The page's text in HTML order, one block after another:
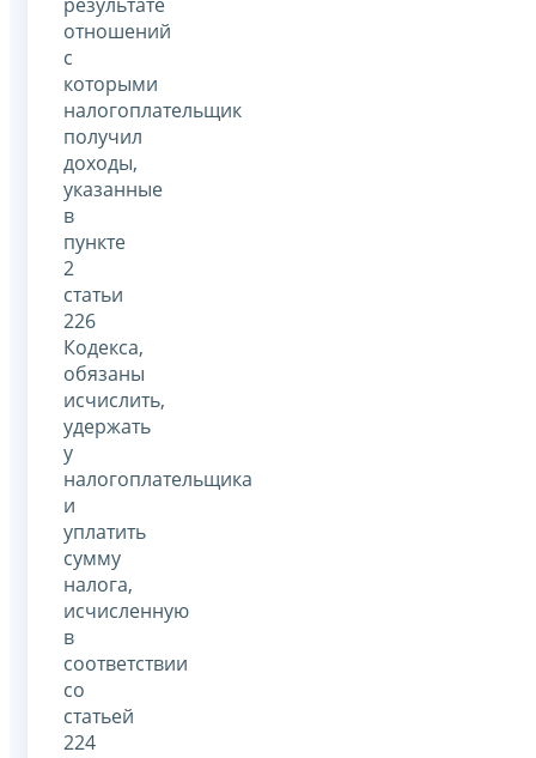
отношений
с
которыми
налогоплательщик
получил
доходы,
указанные
в
пункте
2
статьи
226
Кодекса,
обязаны
исчислить,
удержать
у
налогоплательщика
и
уплатить
сумму
налога,
исчисленную
в
соответствии
со
статьей
224